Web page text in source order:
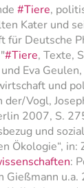
#Tiere,
Kater und
für Deutsche
#Tiere, Texte,
Eva
und
der/Vogl,
2007, S.
und
Ökologie“, in:
:
Gießmann